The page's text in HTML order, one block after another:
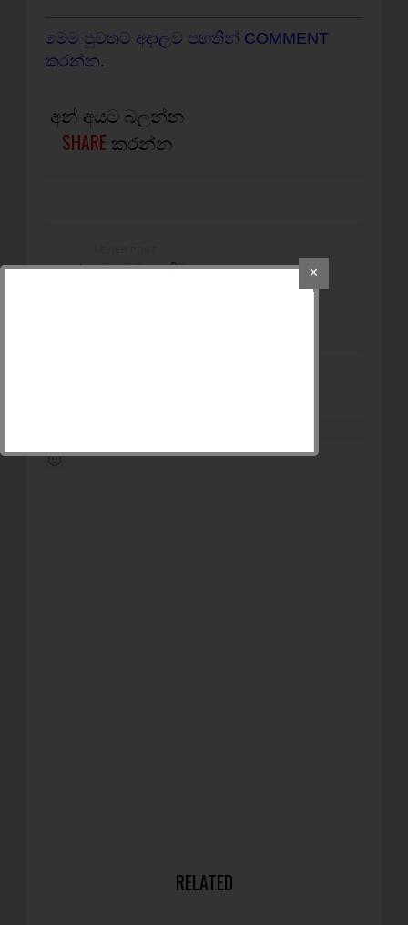
මෙම පුවතට අදාලව පහතින් COMMENT
කරන්න.
අන් අයට බලන්න
SHARE කරන්න
කළු හමුදාවට ළඟදීම
RELATED
✕